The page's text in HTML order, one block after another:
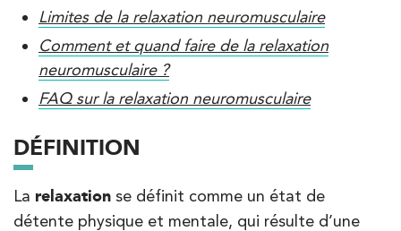
Limites de la relaxation neuromusculaire
Comment et quand faire de la relaxation
neuromusculaire ?
FAQ sur la relaxation neuromusculaire
DÉFINITION
La relaxation se définit comme un état de
détente physique et mentale, qui résulte d’une
Filtrer lescabinets avec balnéothérapie
IK Paris 16 – Trocadéro
8 Avenue de Camoens 75116 Paris
01 42 15 22 46
Kinésithérapie